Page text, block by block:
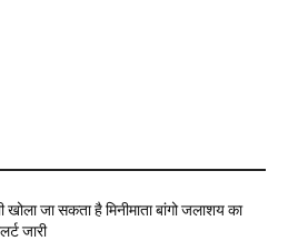
खोला जा सकता है मिनीमाता बांगो जलाशय का
जारी